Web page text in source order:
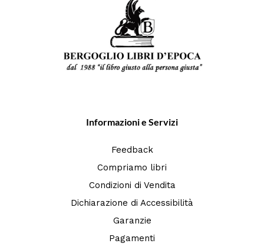
Informazioni e Servizi
Feedback
Compriamo libri
Condizioni di Vendita
Dichiarazione di Accessibilità
Garanzie
Pagamenti